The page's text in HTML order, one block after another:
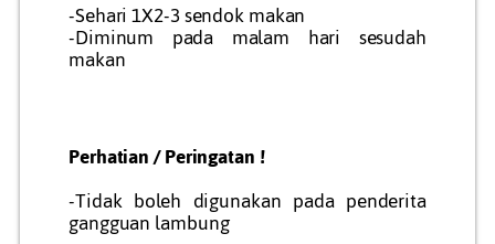
-Sehari 1X2-3 sendok makan
-Diminum pada malam hari sesudah
makan
Perhatian / Peringatan !
-Tidak boleh digunakan pada penderita
gangguan lambung